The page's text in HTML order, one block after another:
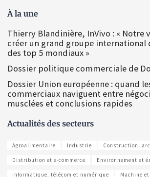
À la une
Thierry Blandinière, InVivo : « Notre
créer un grand groupe
des top 5 mondiaux »
Dossier politique commerciale de
Dossier Union européenne : quand
commerciaux naviguent entre
musclées et conclusions rapides
Actualités des secteurs
Agroalimentaire Industrie Construction,
Distribution et e-commerce Environnement et
Informatique, télécom et numérique Machine